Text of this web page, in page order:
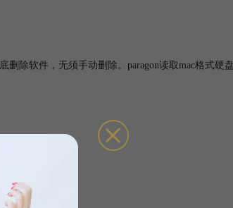
除软件，无须手动删除。paragon读取mac格式硬